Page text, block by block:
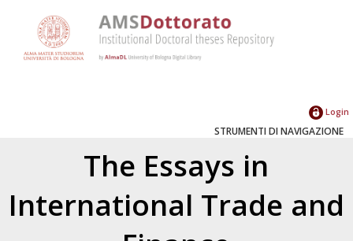
Login
STRUMENTI DI NAVIGAZIONE
The Essays in
International Trade and